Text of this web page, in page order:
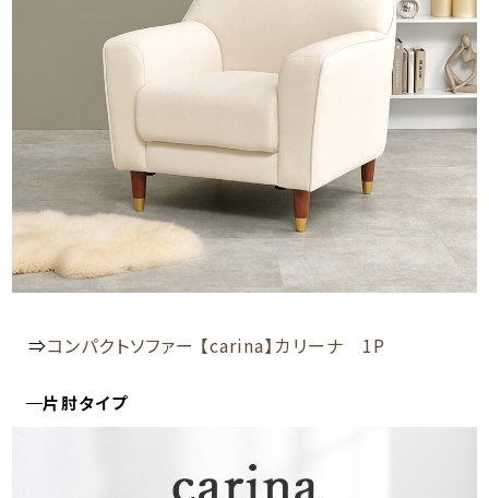
⇒コンパクトソファー 【carina】カリーナ 1P
片肘タイプ